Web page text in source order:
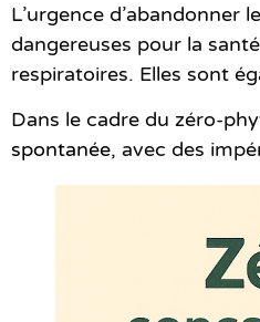
L’urgence
dangereuses pour la
respiratoires. Elles sont
Dans le cadre du zéro-
spontanée, avec des